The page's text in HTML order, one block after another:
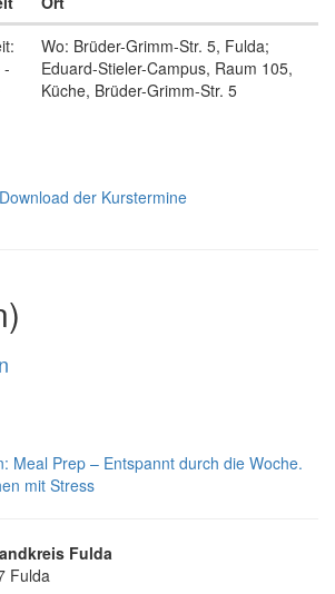
-
Wo: Brüder-Grimm-Str. 5, Fulda;
Eduard-Stieler-Campus, Raum 105,
Küche, Brüder-Grimm-Str. 5
Download der Kurstermine
Meal Prep – Entspannt durch die Woche.
mit Stress
Fulda
Fulda